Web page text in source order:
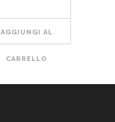
AGGIUNGI AL
CARRELLO